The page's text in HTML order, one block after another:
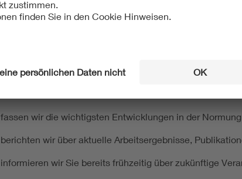
fassen wir die wichtigsten Entwicklungen in der
berichten wir über aktuelle Arbeitsergebnisse,
informieren wir Sie bereits frühzeitig über zukünftige